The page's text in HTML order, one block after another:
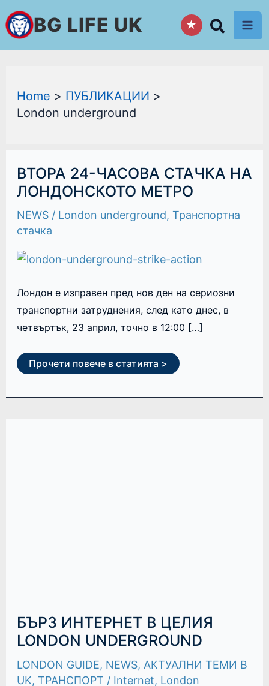
Skip
to
content
BG LIFE UK ★
Home
ПУБЛИКАЦИИ
London underground
ВТОРА 24-ЧАСОВА СТАЧКА НА
ЛОНДОНСКОТО МЕТРО
NEWS/ London underground, Транспортна
стачка
Лондон е изправен пред нов ден на сериозни
транспортни затруднения, след като днес, в
четвъртък, 23 април, точно в 12:00 […]
ВТОРА
24-
ЧАСОВА
СТАЧКА
ЛОНДОНСКОТО
МЕТРО
Прочети повече в статията >
БЪРЗ ИНТЕРНЕТ В ЦЕЛИЯ
LONDON UNDERGROUND
LONDON GUIDE, NEWS, АКТУАЛНИ ТЕМИ В
UK, ТРАНСПОРТ / Internet, London